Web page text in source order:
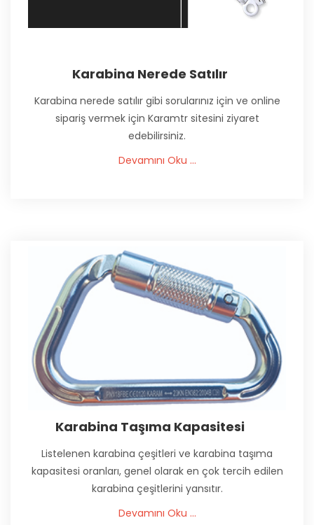
Karabina Nerede Satılır
Karabina nerede satılır gibi sorularınız için ve online
sipariş vermek için Karamtr sitesini ziyaret
edebilirsiniz.
Devamını Oku ...
Karabina Taşıma Kapasitesi
Listelenen karabina çeşitleri ve karabina taşıma
kapasitesi oranları, genel olarak en çok tercih edilen
karabina çeşitlerini yansıtır.
Devamını Oku ...